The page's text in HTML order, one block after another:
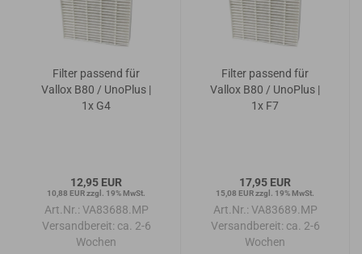
Filter passend für
Vallox B80 / UnoPlus |
1x G4
12,95 EUR
10,88 EUR zzgl. 19% MwSt.
Art.Nr.: VA83688.MP
Versandbereit: ca. 2-6
Wochen
Filter passend für
Vallox B80 / UnoPlus |
1x F7
17,95 EUR
15,08 EUR zzgl. 19% MwSt.
Art.Nr.: VA83689.MP
Versandbereit: ca. 2-6
Wochen